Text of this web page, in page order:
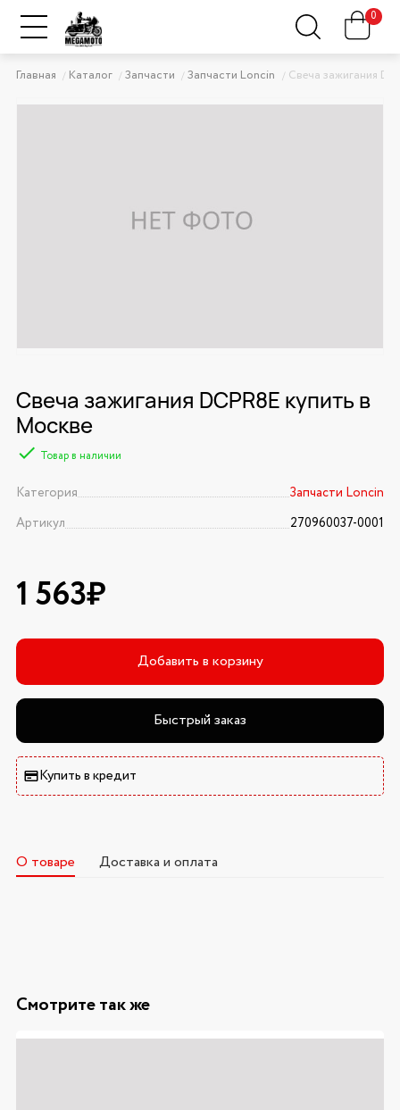
0
Главная Каталог Запчасти Запчасти Loncin Свеча зажигания
Свеча зажигания DCPR8E купить в
Москве
Товар в наличии
Категория
Запчасти Loncin
Артикул
270960037-0001
1 563₽
Добавить в корзину
Быстрый заказ
Купить в кредит
О товаре Доставка и оплата
Смотрите так же